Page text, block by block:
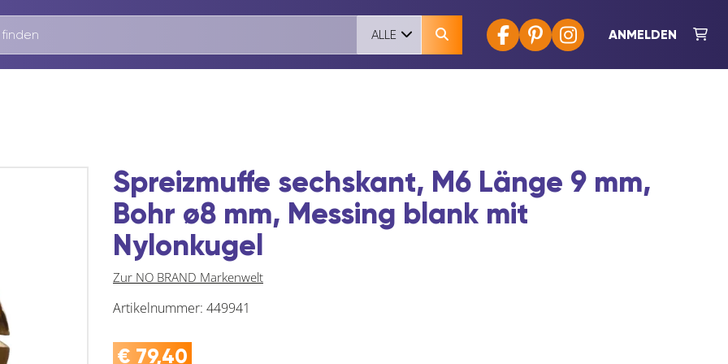
ANMELDEN
ALLE
Spreizmuffe sechskant, M6 Länge 9 mm,
Bohr ø8 mm, Messing blank mit
Nylonkugel
Zur NO BRAND Markenwelt
Artikelnummer: 449941
€ 79,40